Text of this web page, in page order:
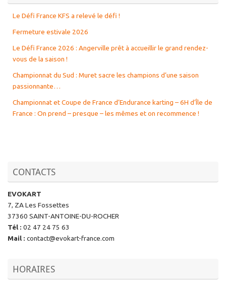
Le Défi France KFS a relevé le défi !
Fermeture estivale 2026
Le Défi France 2026 : Angerville prêt à accueillir le grand rendez-
vous de la saison !
Championnat du Sud : Muret sacre les champions d’une saison
passionnante…
Championnat et Coupe de France d’Endurance karting – 6H d’Île de
France : On prend – presque – les mêmes et on recommence !
CONTACTS
EVOKART
7, ZA Les Fossettes
37360 SAINT-ANTOINE-DU-ROCHER
Tél : 02 47 24 75 63
Mail : contact@evokart-france.com
HORAIRES